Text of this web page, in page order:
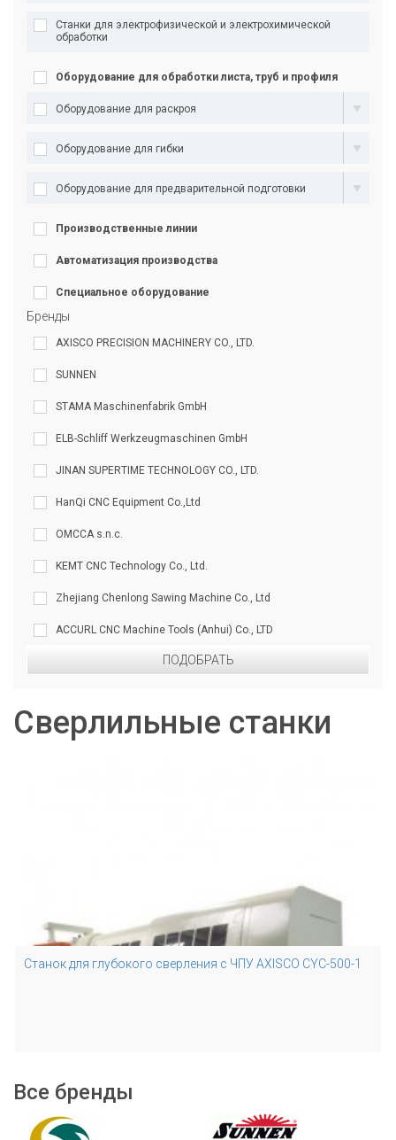
Станки для электрофизической и электрохимической
обработки
Оборудование для обработки листа, труб и профиля
Оборудование для раскроя
Оборудование для гибки
Оборудование для предварительной подготовки
Производственные линии
Автоматизация производства
Специальное оборудование
Бренды
AXISCO PRECISION MACHINERY CO., LTD.
SUNNEN
STAMA Maschinenfabrik GmbH
ELB-Schliff Werkzeugmaschinen GmbH
JINAN SUPERTIME TECHNOLOGY CO., LTD.
HanQi CNC Equipment Co.,Ltd
OMCCA s.n.c.
KEMT CNC Technology Co., Ltd.
Zhejiang Chenlong Sawing Machine Co., Ltd
ACCURL CNC Machine Tools (Anhui) Co., LTD
Сверлильные станки
Станок для глубокого сверления с ЧПУ AXISCO CYC-500-1
Все бренды